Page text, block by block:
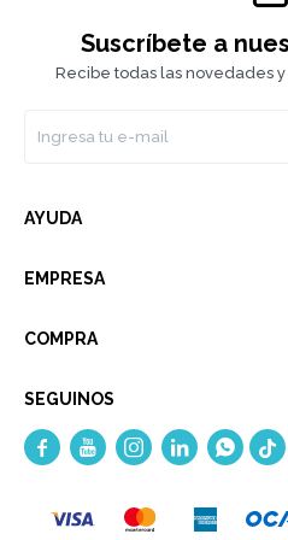
Suscríbete a
Recibe todas las novedades
AYUDA
EMPRESA
COMPRA
SEGUINOS
    